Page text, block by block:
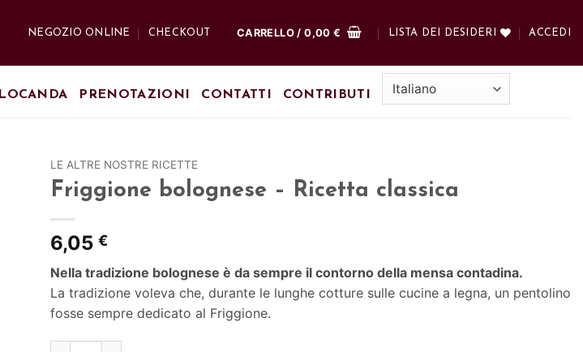
NEGOZIO ONLINE CHECKOUT CARRELLO /0,00€ LISTA DEI DESIDERI ACCEDI
LOCANDA PRENOTAZIONI CONTATTI CONTRIBUTI
LE ALTRE NOSTRE RICETTE
Friggione bolognese – Ricetta classica
6,05 €
Nella tradizione bolognese è da sempre il contorno della mensa contadina.
La tradizione voleva che, durante le lunghe cotture sulle cucine a legna, un pentolino
fosse sempre dedicato al Friggione.
Friggione bolognese - Ricetta classica quantità